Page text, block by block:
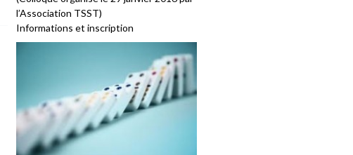
l’Association TSST)
Informations et inscription